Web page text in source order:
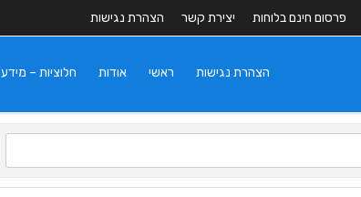
פרסום חינם בלוחות יצירת קשר הצהרת נגישות
חלוציות – מידע אודות ראשי הצהרת נגישות